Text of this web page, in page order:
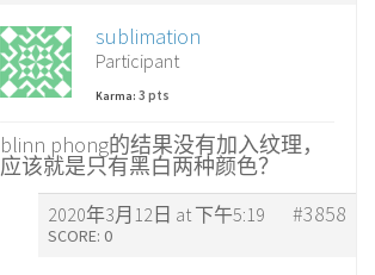
sublimation
Participant
Karma: 3 pts
blinn phong的结果没有加入纹理，
应该就是只有黑白两种颜色？
2020年3月12日 at 下午5:19 #3858
SCORE: 0